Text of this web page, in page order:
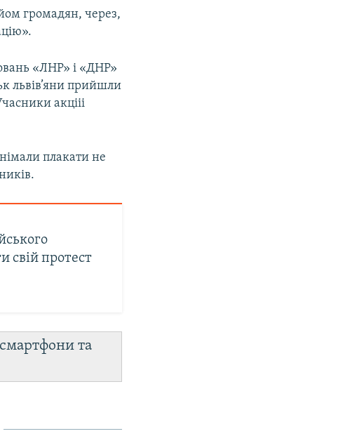
громадян, через,
«ЛНР» і «ДНР»
львів’яни прийшли
акцііі
плакати не
свій протест
та